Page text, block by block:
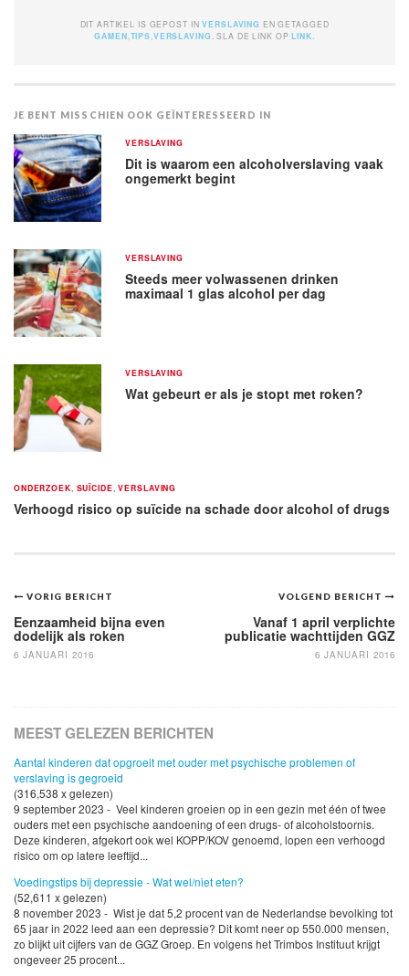
DIT ARTIKEL IS GEPOST INVERSLAVING EN GETAGGED
GAMEN TIPS VERSLAVING . SLA DE LINK OPLINK
JE BENT MISSCHIEN OOK GEÏNTERESSEERD IN
VERSLAVING
Dit is waarom een alcoholverslaving vaak
ongemerkt begint
VERSLAVING
Steeds meer volwassenen drinken
maximaal 1 glas alcohol per dag
VERSLAVING
Wat gebeurt er als je stopt met roken?
ONDERZOEK SUÏCIDE ,VERSLAVING
Verhoogd risico op suïcide na schade door alcohol of drugs
Bericht
navigatie
VOLGEND BERICHT
Vanaf 1 april verplichte
publicatie wachttijden GGZ
6 JANUARI 2016
VORIG BERICHT
Eenzaamheid bijna even
dodelijk als roken
6 JANUARI 2016
MEEST GELEZEN BERICHTEN
Aantal kinderen dat opgroeit met ouder met psychische problemen of
verslaving is gegroeid
(316,538 x gelezen)
9 september 2023 - Veel kinderen groeien op in een gezin met één of twee
ouders met een psychische aandoening of een drugs- of alcoholstoornis.
Deze kinderen, afgekort ook wel KOPP/KOV genoemd, lopen een verhoogd
risico om op latere leeftijd...
Voedingstips bij depressie - Wat wel/niet eten?
(52,611 x gelezen)
8 november 2023 - Wist je dat 5,2 procent van de Nederlandse bevolking tot
65 jaar in 2022 leed aan een depressie? Dit komt neer op 550.000 mensen,
zo blijkt uit cijfers van de GGZ Groep. En volgens het Trimbos Instituut krijgt
ongeveer 25 procent...